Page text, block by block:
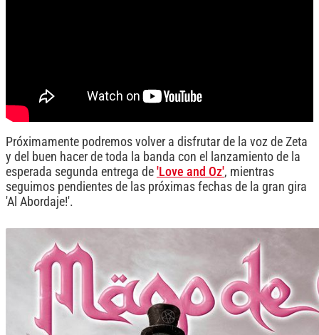
Próximamente podremos volver a disfrutar de la voz de Zeta
y del buen hacer de toda la banda con el lanzamiento de la
esperada segunda entrega de 'Love and Oz', mientras
seguimos pendientes de las próximas fechas de la gran gira
'Al Abordaje!'.